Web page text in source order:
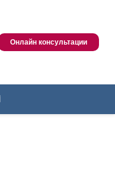
Онлайн консультации